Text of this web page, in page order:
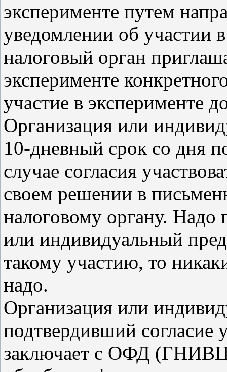
эксперименте путем
уведомлении об участии
налоговый орган
эксперименте
участие в эксперименте
Организация или
10-дневный срок со дня
случае согласия
своем решении в
налоговому органу. Надо
или индивидуальный
такому участию, то
надо.
Организация или
подтвердивший согласие
заключает с ОФД